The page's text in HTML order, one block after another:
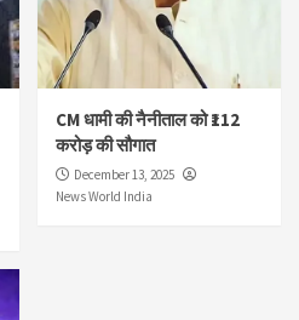
CM धामी की नैनीताल को ₹112
करोड़ की सौगात
December 13, 2025
News World India